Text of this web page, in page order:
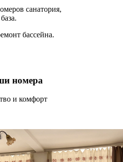
санатория,
бассейна.
номера
и комфорт